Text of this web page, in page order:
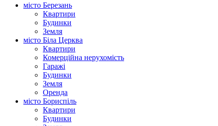
місто Березань
Квартири
Будинки
Земля
місто Біла Церква
Квартири
Комерційна нерухомість
Гаражі
Будинки
Земля
Оренда
місто Бориспіль
Квартири
Будинки